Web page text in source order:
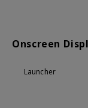
Onscreen
Launcher